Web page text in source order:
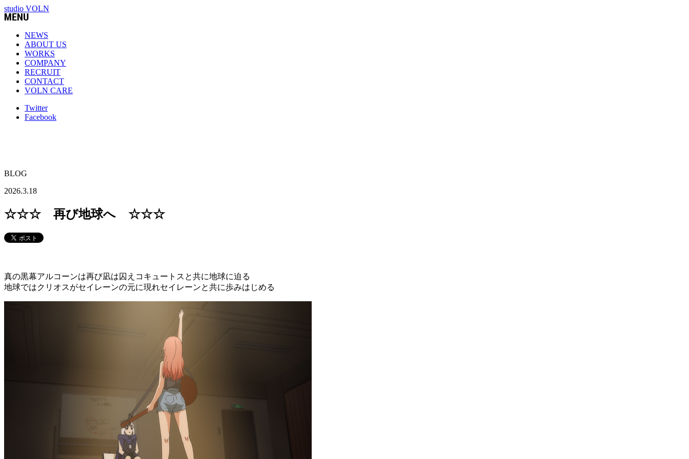
studio VOLN
NEWS
ABOUT US
WORKS
COMPANY
RECRUIT
CONTACT
VOLN CARE
Twitter
Facebook
BLOG
2026.3.18
☆☆☆ 再び地球へ ☆☆☆
真の黒幕アルコーンは再び凪は囚えコキュートスと共に地球に迫る
地球ではクリオスがセイレーンの元に現れセイレーンと共に歩みはじめる